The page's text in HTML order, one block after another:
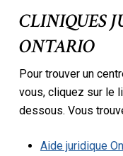
CLINIQUES
ONTARIO
Pour trouver un
vous, cliquez sur le
dessous. Vous
Aide juridique